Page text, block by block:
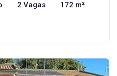
2 Vagas 172 m²